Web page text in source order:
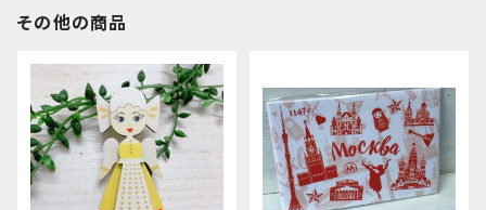
その他の商品